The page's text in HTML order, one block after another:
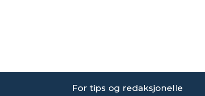
For tips og redaksjonelle